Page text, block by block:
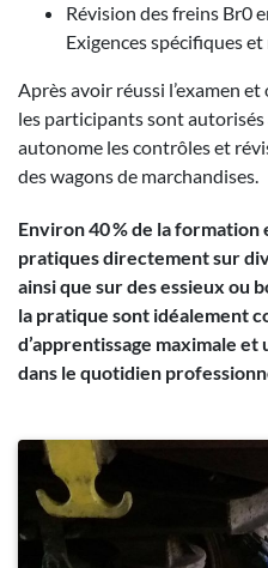
Révision des freins Br0
Exigences spécifiques
Après avoir réussi l’examen
les participants sont
autonome les contrôles et
des wagons de marchandises.
Environ 40 % de la
pratiques directement sur
ainsi que sur des essieux ou
la pratique sont idéalement
d’apprentissage maximale
dans le quotidien